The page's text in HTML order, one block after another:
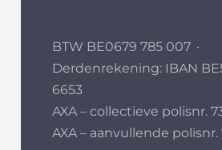
BTW BE0679 785 007 ·
Derdenrekening: IBAN
6653
AXA – collectieve polisnr.
AXA – aanvullende polisnr.